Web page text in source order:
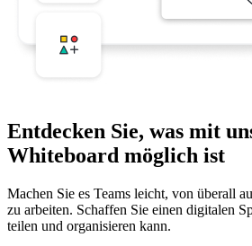
Entdecken Sie, was mit
Whiteboard möglich ist
Machen Sie es Teams leicht, von überall
zu arbeiten. Schaffen Sie einen digitalen
teilen und organisieren kann.